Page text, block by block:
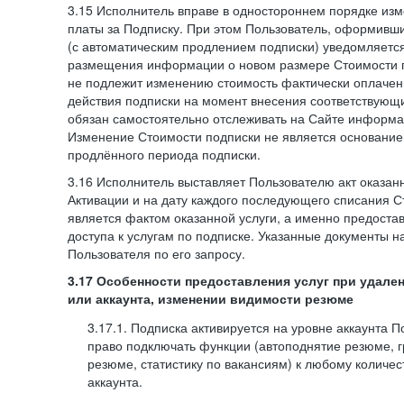
3.15 Исполнитель вправе в одностороннем порядке
платы за Подписку. При этом Пользователь,
(с автоматическим продлением подписки)
размещения информации о новом размере Стоимости
не подлежит изменению стоимость фактически
действия подписки на момент внесения
обязан самостоятельно отслеживать на Сайте
Изменение Стоимости подписки не является
продлённого периода подписки.
3.16 Исполнитель выставляет Пользователю акт
Активации и на дату каждого последующего списания
является фактом оказанной услуги, а именно
доступа к услугам по подписке. Указанные документы
Пользователя по его запросу.
3.17 Особенности предоставления услуг при
или аккаунта, изменении видимости резюме
3.17.1. Подписка активируется на уровне аккаунта
право подключать функции (автоподнятие резюме,
резюме, статистику по вакансиям) к любому
аккаунта.